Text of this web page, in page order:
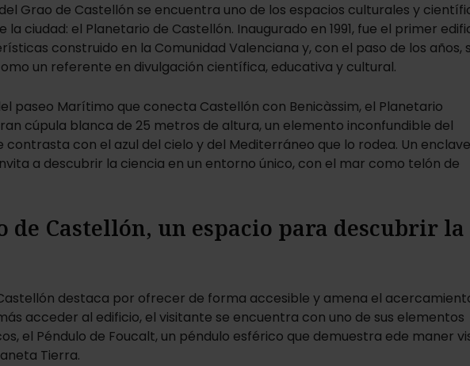
Grao de Castellón se encuentra uno de los espacios culturales y
la ciudad: el Planetario de Castellón. Inaugurado en 1991, fue el primer
construido en la Comunidad Valenciana y, con el paso de los años,
un referente en divulgación científica, educativa y cultural.
paseo Marítimo que conecta Castellón con Benicàssim, el Planetario
cúpula blanca de 25 metros de altura, un elemento inconfundible del
contrasta con el azul del cielo y del Mediterráneo que lo rodea. Un enclave
a descubrir la ciencia en un entorno único, con el mar como telón de
de Castellón, un espacio para descubrir la
destaca por ofrecer de forma accesible y amena el
acceder al edificio, el visitante se encuentra con uno de sus elementos
el Péndulo de Foucalt, un péndulo esférico que demuestra ede maner
Tierra.